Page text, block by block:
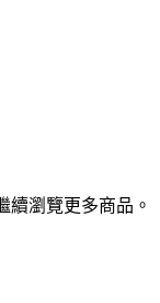
續瀏覽更多商品。